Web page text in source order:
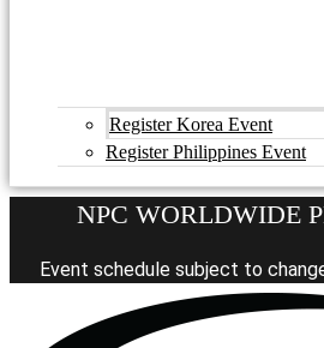
Register Korea Event
Register Philippines Event
NPC WORLDWIDE
Event schedule subject to